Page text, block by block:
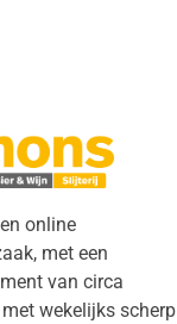
online
met een
van circa
wekelijks scherp